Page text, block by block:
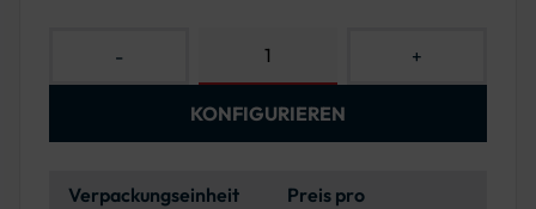
- +
KONFIGURIEREN
Verpackungseinheit
Preis pro